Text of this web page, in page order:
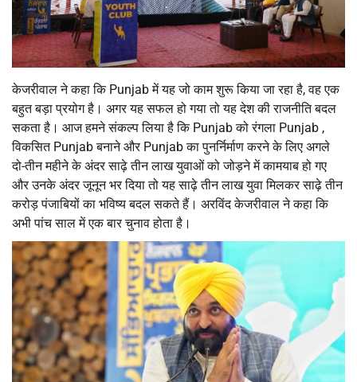
केजरीवाल ने कहा कि Punjab में यह जो काम शुरू किया जा रहा है, वह एक
बहुत बड़ा प्रयोग है। अगर यह सफल हो गया तो यह देश की राजनीति बदल
सकता है। आज हमने संकल्प लिया है कि Punjab को रंगला Punjab ,
विकसित Punjab बनाने और Punjab का पुनर्निर्माण करने के लिए अगले
दो-तीन महीने के अंदर साढ़े तीन लाख युवाओं को जोड़ने में कामयाब हो गए
और उनके अंदर जूनून भर दिया तो यह साढ़े तीन लाख युवा मिलकर साढ़े तीन
करोड़ पंजाबियों का भविष्य बदल सकते हैं। अरविंद केजरीवाल ने कहा कि
अभी पांच साल में एक बार चुनाव होता है।